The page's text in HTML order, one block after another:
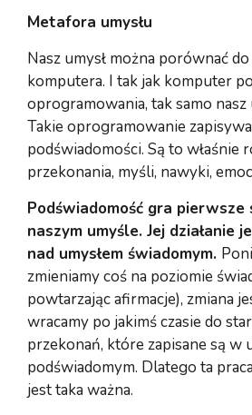
Metafora umysłu
Nasz umysł można porównać do
komputera. I tak jak komputer
oprogramowania, tak samo nasz
Takie oprogramowanie
podświadomości. Są to właśnie
przekonania, myśli, nawyki,
Podświadomość gra pierwsze
naszym umyśle. Jej działanie
nad umysłem świadomym.
zmieniamy coś na poziomie
powtarzając afirmacje), zmiana
wracamy po jakimś czasie do
przekonań, które zapisane są w
podświadomym. Dlatego ta
jest taka ważna.